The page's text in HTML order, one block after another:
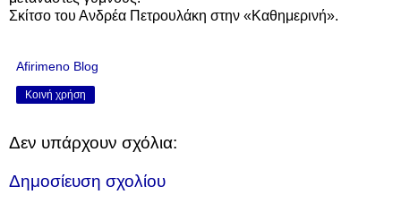
Σκίτσο του Ανδρέα Πετρουλάκη στην «Καθημερινή».
Afirimeno Blog
Κοινή χρήση
Δεν υπάρχουν σχόλια:
Δημοσίευση σχολίου